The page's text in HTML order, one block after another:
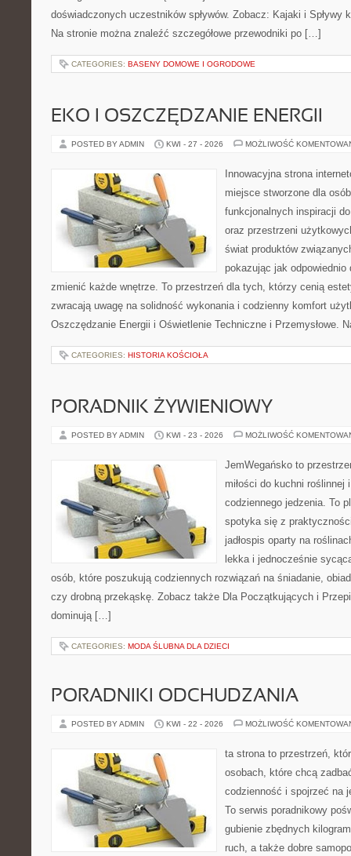
doświadczonych uczestników spływów. Zobacz: Kajaki i Spływy
Na stronie można znaleźć szczegółowe przewodniki po […]
CATEGORIES: BASENY DOMOWE I OGRODOWE
EKO I OSZCZĘDZANIE ENERGII
POSTED BY ADMIN KWI - 27 - 2026 MOŻLIWOŚĆ
Innowacyjna strona
miejsce stworzone dla
funkcjonalnych inspiracji
oraz przestrzeni
świat produktów
pokazując jak odpowiednio
zmienić każde wnętrze. To przestrzeń dla tych, którzy cenią
zwracają uwagę na solidność wykonania i codzienny komfort
Oszczędzanie Energii i Oświetlenie Techniczne i Przemysłowe.
CATEGORIES: HISTORIA KOŚCIOŁA
PORADNIK ŻYWIENIOWY
POSTED BY ADMIN KWI - 23 - 2026 MOŻLIWOŚĆ
JemWegańsko to
miłości do kuchni roślinnej
codziennego jedzenia. To
spotyka się z
jadłospis oparty na
lekka i jednocześnie
osób, które poszukują codziennych rozwiązań na śniadanie,
czy drobną przekąskę. Zobacz także Dla Początkujących i
dominują […]
CATEGORIES: MODA ŚLUBNA DLA DZIECI
PORADNIKI ODCHUDZANIA
POSTED BY ADMIN KWI - 22 - 2026 MOŻLIWOŚĆ
ta strona to przestrzeń,
osobach, które chcą
codzienność i spojrzeć na
To serwis poradnikowy
gubienie zbędnych
ruch, a także dobre